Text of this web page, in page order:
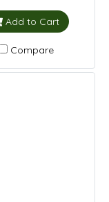
Add to Cart
Compare